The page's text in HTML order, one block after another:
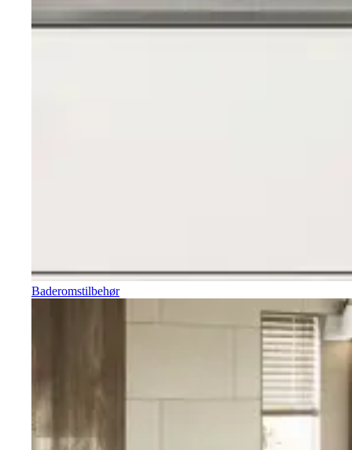
Baderomstilbehør